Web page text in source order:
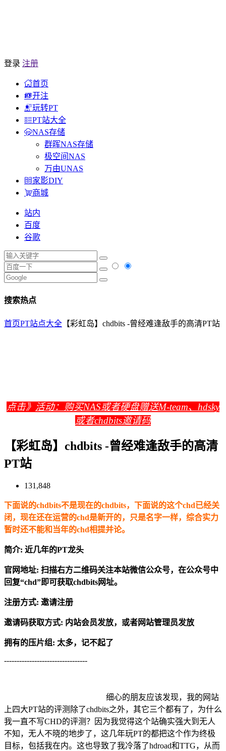
登录 注册
首页
开注
玩转PT
PT站大全
NAS存储
群晖NAS存储
极空间NAS
万由UNAS
家影DIY
商城
站内
百度
谷歌
搜索热点
首页PT站点大全 【彩虹岛】chdbits -曾经难逢敌手的高清PT站
点击》 活动：购买NAS或者硬盘赠送M-team、hdsky
或者chdbits邀请码
【彩虹岛】chdbits -曾经难逢敌手的高清
PT站
131,848
下面说的chdbits不是现在的chdbits，下面说的这个chd已经关
闭，现在还在运营的chd是新开的，只是名字一样，综合实力
暂时还不能和当年的chd相提并论。
简介: 近几年的PT龙头
官网地址: 扫描右方二维码关注本站微信公众号，在公众号中
回复“chd”即可获取chdbits网址。
注册方式: 邀请注册
邀请码获取方式: 内站会员发放，或者网站管理员发放
拥有的压片组: 太多，记不起了
---------------------------------
细心的朋友应该发现，我的网站
上四大PT站的评测除了chdbits之外，其它三个都有了，为什么
我一直不写CHD的评测？因为我觉得这个站确实强大到无人
不知，无人不晓的地步了，这几年玩PT的都把这个作为终极
目标，包括我在内。这也导致了我冷落了hdroad和TTG，从而